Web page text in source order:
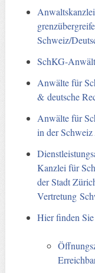
Schweiz/
SchKG-
Anwälte für
& deutsche
Anwälte für
in der
Kanzlei für
der Stadt
Vertretung
Hier finden